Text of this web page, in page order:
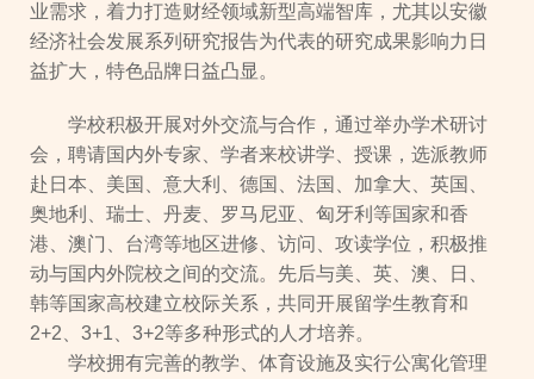
业需求，着力打造财经领域新型高端智库，尤其以安徽
经济社会发展系列研究报告为代表的研究成果影响力日
益扩大，特色品牌日益凸显。
学校积极开展对外交流与合作，通过举办学术研讨
会，聘请国内外专家、学者来校讲学、授课，选派教师
赴日本、美国、意大利、德国、法国、加拿大、英国、
奥地利、瑞士、丹麦、罗马尼亚、匈牙利等国家和香
港、澳门、台湾等地区进修、访问、攻读学位，积极推
动与国内外院校之间的交流。先后与美、英、澳、日、
韩等国家高校建立校际关系，共同开展留学生教育和
2+2、3+1、3+2等多种形式的人才培养。
学校拥有完善的教学、体育设施及实行公寓化管理